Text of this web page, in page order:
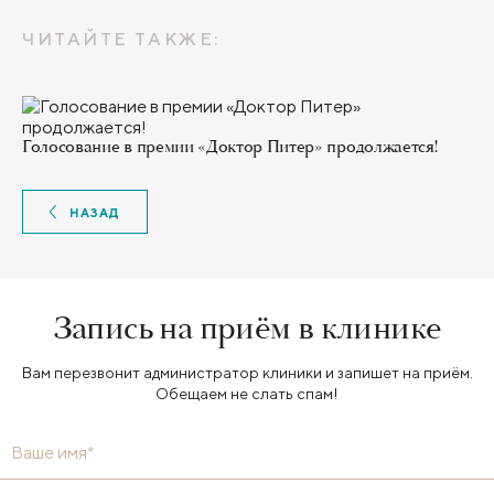
ЧИТАЙТЕ ТАКЖЕ:
Голосование в премии «Доктор Питер» продолжается!
НАЗАД
Запись на приём в клинике
Вам перезвонит администратор клиники и запишет на приём.
Обещаем не слать спам!
Ваше имя*